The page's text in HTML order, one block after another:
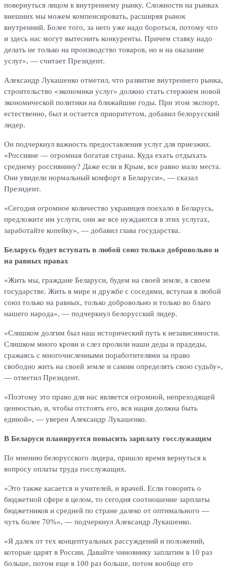
повернуться лицом к внутреннему рынку. Сложности на рынках
внешних мы можем компенсировать, расширяя рынок
внутренний. Более того, за него уже надо бороться, потому что
и здесь нас могут вытеснить конкуренты. Причем ставку надо
делать не только на производство товаров, но и на оказание
услуг», — считает Президент.
Александр Лукашенко отметил, что развитие внутреннего рынка,
строительство «экономики услуг» должно стать стержнем новой
экономической политики на ближайшие годы. При этом экспорт,
естественно, был и остается приоритетом, добавил белорусский
лидер.
Он подчеркнул важность предоставления услуг для приезжих.
«Россияне — огромная богатая страна. Куда ехать отдыхать
среднему россиянину? Даже если в Крым, все равно мало места.
Они увидели нормальный комфорт в Беларуси», — сказал
Президент.
«Сегодня огромное количество украинцев поехало в Беларусь,
предложите им услуги, они же все нуждаются в этих услугах,
заработайте копейку», — добавил глава государства.
Беларусь будет вступать в любой союз только добровольно и
на равных правах
«Жить мы, граждане Беларуси, будем на своей земле, в своем
государстве. Жить в мире и дружбе с соседями, вступая в любой
союз только на равных, только добровольно и только во благо
нашего народа», — подчеркнул белорусский лидер.
«Слишком долгим был наш исторический путь к независимости.
Слишком много крови и слез пролили наши деды и прадеды,
сражаясь с многочисленными поработителями за право
свободно жить на своей земле и самим определять свою судьбу»,
— отметил Президент.
«Поэтому это право для нас является огромной, непреходящей
ценностью, и, чтобы отстоять его, вся нация должна быть
единой», — уверен Александр Лукашенко.
В Беларуси планируется повысить зарплату госслужащим
По мнению белорусского лидера, пришло время вернуться к
вопросу оплаты труда госслужащих.
«Это также касается и учителей, и врачей. Если говорить о
бюджетной сфере в целом, то сегодня соотношение зарплаты
бюджетников и средней по стране далеко от оптимального —
чуть более 70%», — подчеркнул Александр Лукашенко.
«Я далек от тех концептуальных рассуждений и положений,
которые царят в России. Давайте чиновнику заплатим в 10 раз
больше, потом еще в 100 раз больше, потом вообще его